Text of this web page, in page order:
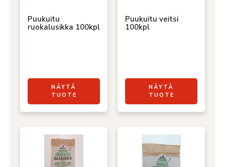
Puukuitu
ruokalusikka 100kpl
NÄYTÄ
TUOTE
Puukuitu veitsi
100kpl
NÄYTÄ
TUOTE